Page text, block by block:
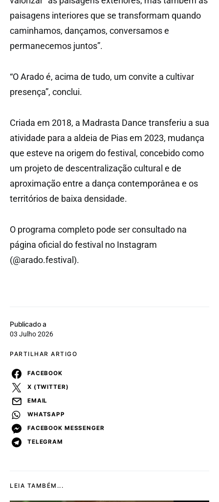
Publicado a
03 Julho 2026
PARTILHAR ARTIGO
FACEBOOK
X (TWITTER)
EMAIL
WHATSAPP
FACEBOOK MESSENGER
TELEGRAM
paisagens interiores que se transformam quando
caminhamos, dançamos, conversamos e
permanecemos juntos”.
“O Arado é, acima de tudo, um convite a cultivar
presença”, conclui.
Criada em 2018, a Madrasta Dance transferiu a sua
atividade para a aldeia de Pias em 2023, mudança
que esteve na origem do festival, concebido como
um projeto de descentralização cultural e de
aproximação entre a dança contemporânea e os
territórios de baixa densidade.
O programa completo pode ser consultado na
página oficial do festival no Instagram
(@arado.festival).
LEIA TAMBÉM...